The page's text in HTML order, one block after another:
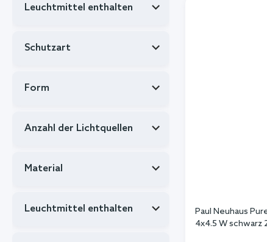
Paul Neuhaus
4x4.5 W schwarz
Leuchtmittel enthalten
Schutzart
Form
Anzahl der Lichtquellen
Material
Leuchtmittel enthalten